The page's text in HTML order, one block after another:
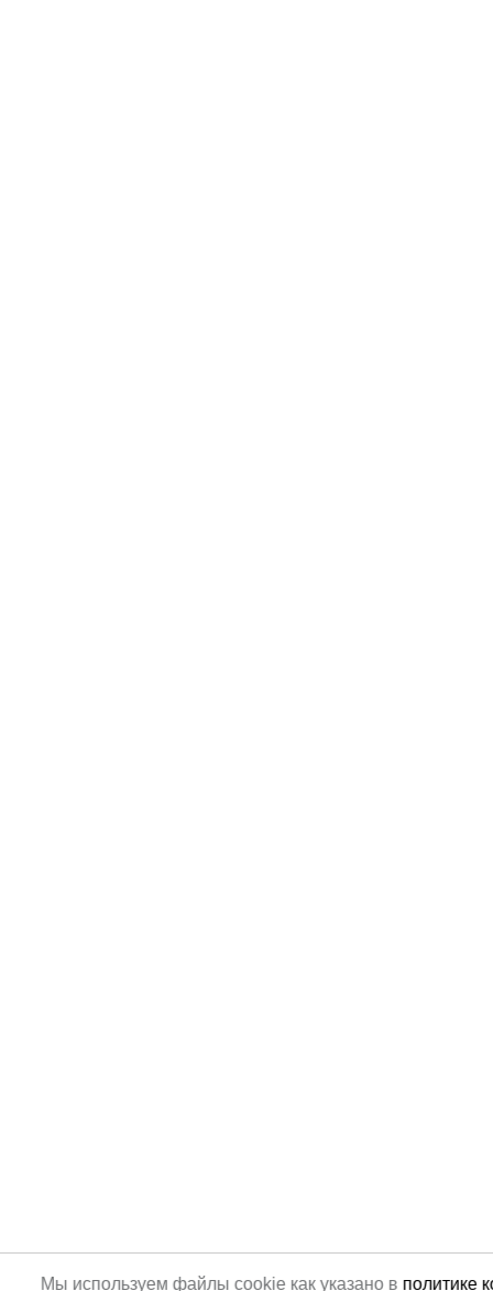
Мы используем файлы cookie как указано в политике